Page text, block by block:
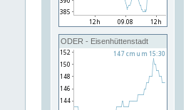
ODER - Eisenhüttenstadt